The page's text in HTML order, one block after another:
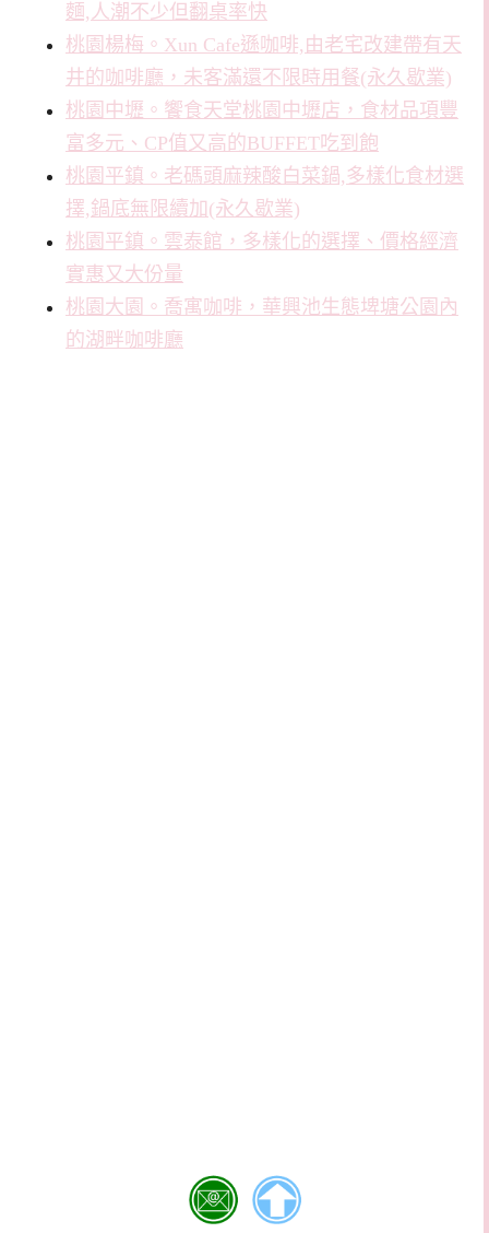
麵,人潮不少但翻桌率快
桃園楊梅。Xun Cafe遜咖啡,由老宅改建帶有天
井的咖啡廳，未客滿還不限時用餐(永久歇業)
桃園中壢。饗食天堂桃園中壢店，食材品項豐
富多元、CP值又高的BUFFET吃到飽
桃園平鎮。老碼頭麻辣酸白菜鍋,多樣化食材選
擇,鍋底無限續加(永久歇業)
桃園平鎮。雲泰館，多樣化的選擇、價格經濟
實惠又大份量
桃園大園。喬寓咖啡，華興池生態埤塘公園內
的湖畔咖啡廳